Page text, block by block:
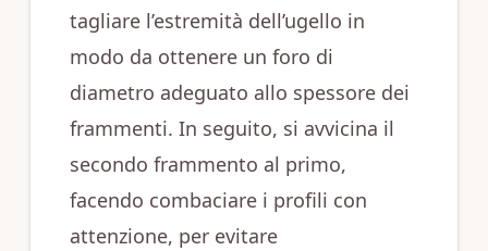
tagliare l’estremità dell’ugello in
modo da ottenere un foro di
diametro adeguato allo spessore dei
frammenti. In seguito, si avvicina il
secondo frammento al primo,
facendo combaciare i profili con
attenzione, per evitare